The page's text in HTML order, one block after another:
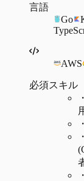
言語
Go
AWS
必須スキル
・
・
・
・